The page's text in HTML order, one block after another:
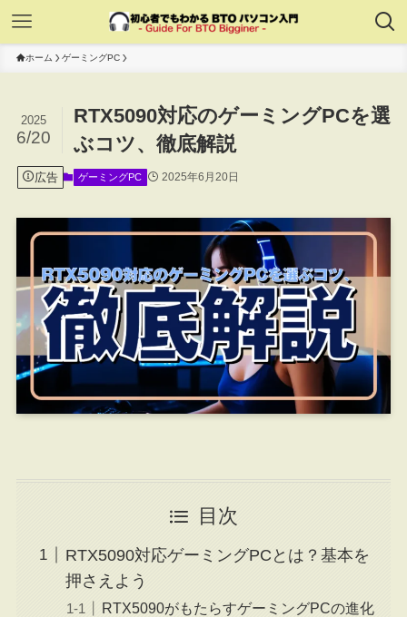
ホーム ゲーミングPC
RTX5090対応のゲーミングPCを選
ぶコツ、徹底解説
2025
6/20
広告 ゲーミングPC 2025年6月20日
目次
RTX5090対応ゲーミングPCとは？基本を
押さえよう
RTX5090がもたらすゲーミングPCの進化